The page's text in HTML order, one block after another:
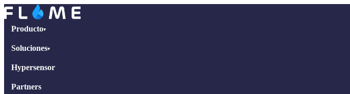
Producto▾
Soluciones▾
Hypersensor
Partners